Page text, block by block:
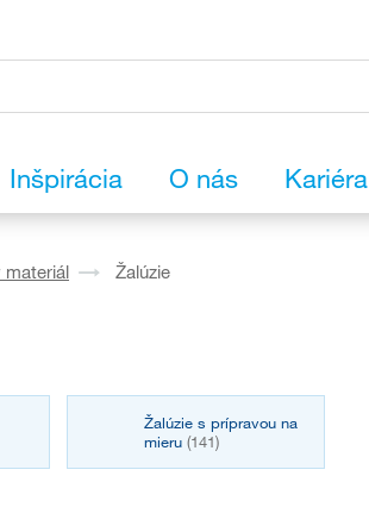
Inšpirácia O nás Kariéra
materiál Žalúzie
Žalúzie s prípravou na
mieru (141)